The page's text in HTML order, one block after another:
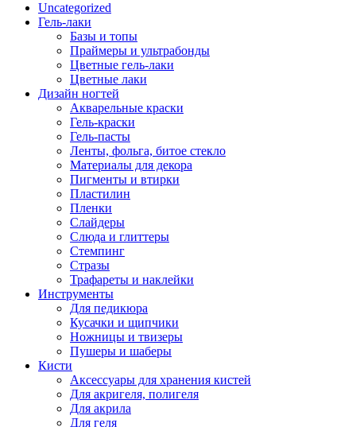
Uncategorized
Гель-лаки
Базы и топы
Праймеры и ультрабонды
Цветные гель-лаки
Цветные лаки
Дизайн ногтей
Акварельные краски
Гель-краски
Гель-пасты
Ленты, фольга, битое стекло
Материалы для декора
Пигменты и втирки
Пластилин
Пленки
Слайдеры
Слюда и глиттеры
Стемпинг
Стразы
Трафареты и наклейки
Инструменты
Для педикюра
Кусачки и щипчики
Ножницы и твизеры
Пушеры и шаберы
Кисти
Аксессуары для хранения кистей
Для акригеля, полигеля
Для акрила
Для геля